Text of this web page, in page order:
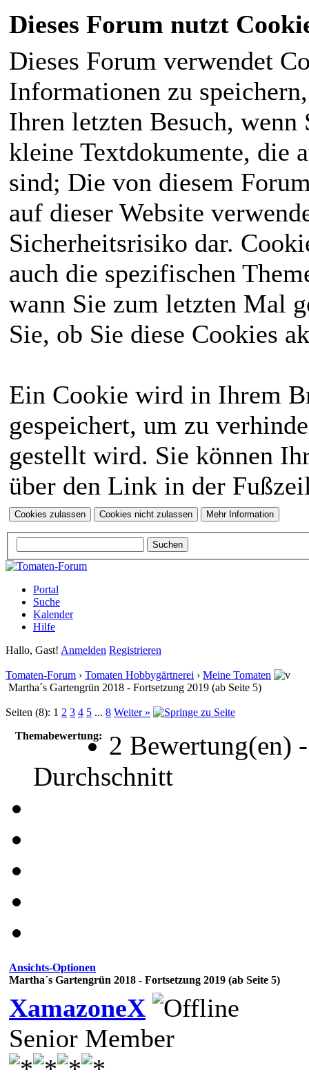
Dieses Forum nutzt
Dieses Forum verwendet
Informationen zu
Ihren letzten Besuch,
kleine Textdokumente, die
sind; Die von diesem
auf dieser Website
Sicherheitsrisiko dar.
auch die spezifischen
wann Sie zum letzten Mal
Sie, ob Sie diese Cookies
Ein Cookie wird in Ihrem
gespeichert, um zu
gestellt wird. Sie können
über den Link in der
Portal
Suche
Kalender
Hilfe
Hallo, Gast! Anmelden Registrieren
Tomaten-Forum › Tomaten Hobbygärtnerei › Meine Tomaten
Martha´s Gartengrün 2018 - Fortsetzung 2019 (ab Seite 5)
Seiten (8): 1 2 3 4 5 ... 8 Weiter »
Themabewertung:
2 Bewertung(en)
Durchschnitt
Ansichts-Optionen
Martha´s Gartengrün 2018 - Fortsetzung 2019 (ab Seite 5)
XamazoneX
Senior Member